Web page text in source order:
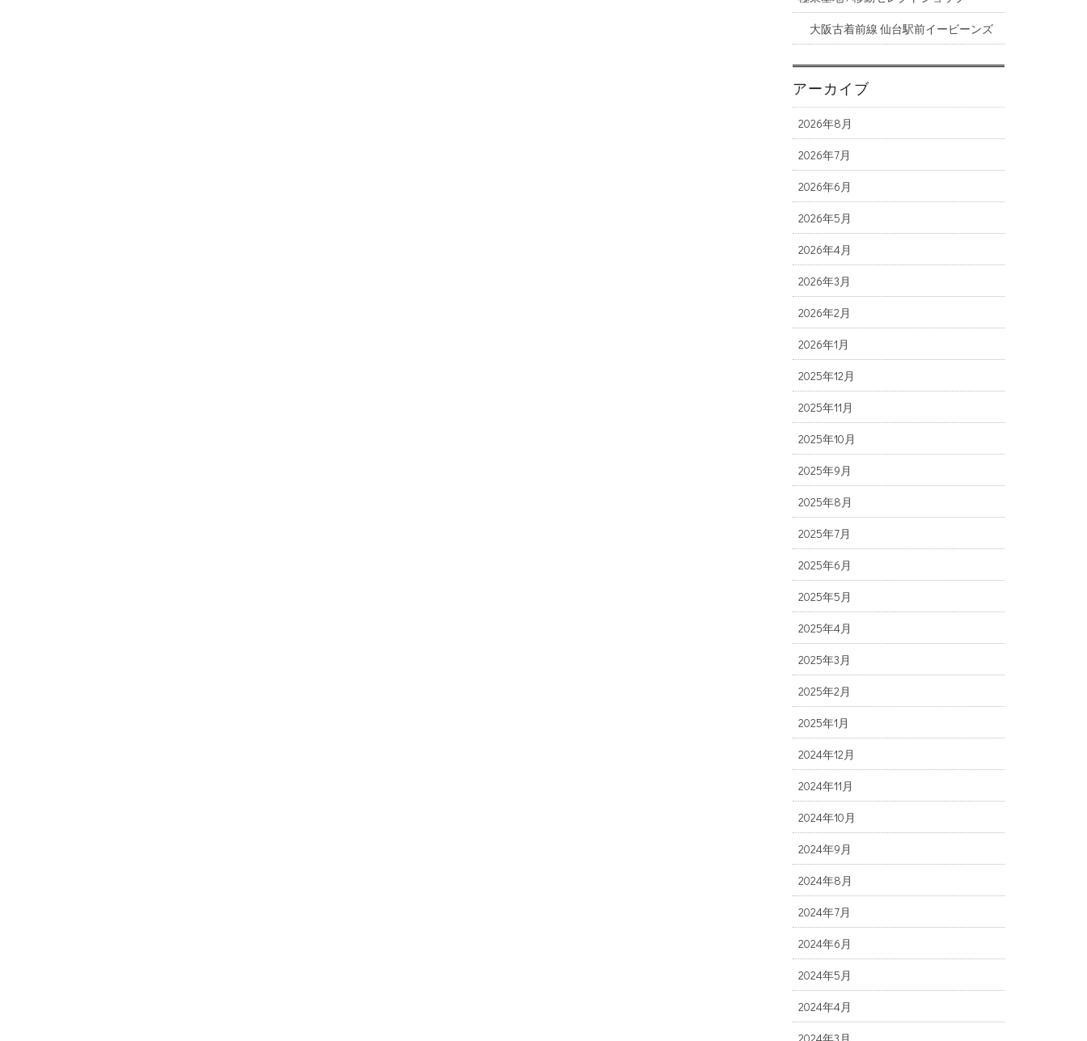
大阪古着前線 仙台駅前イービーンズ
アーカイブ
2026年8月
2026年7月
2026年6月
2026年5月
2026年4月
2026年3月
2026年2月
2026年1月
2025年12月
2025年11月
2025年10月
2025年9月
2025年8月
2025年7月
2025年6月
2025年5月
2025年4月
2025年3月
2025年2月
2025年1月
2024年12月
2024年11月
2024年10月
2024年9月
2024年8月
2024年7月
2024年6月
2024年5月
2024年4月